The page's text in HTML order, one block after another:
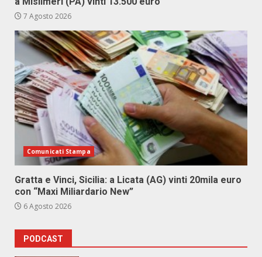
7 Agosto 2026
Comunicati Stampa
Gratta e Vinci, Sicilia: a Licata (AG) vinti 20mila euro
con “Maxi Miliardario New”
6 Agosto 2026
PODCAST